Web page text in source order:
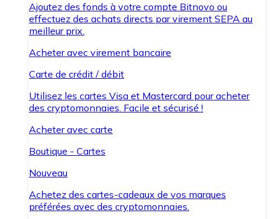
Ajoutez des fonds à votre compte Bitnovo ou
effectuez des achats directs par virement SEPA au
meilleur prix.
Acheter avec virement bancaire
Carte de crédit / débit
Utilisez les cartes Visa et Mastercard pour acheter
des cryptomonnaies. Facile et sécurisé !
Acheter avec carte
Boutique - Cartes
Nouveau
Achetez des cartes-cadeaux de vos marques
préférées avec des cryptomonnaies.